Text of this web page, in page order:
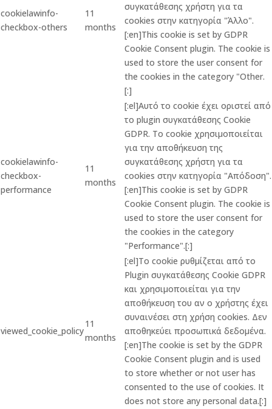
cookielawinfo-
checkbox-others
11
months
συγκατάθεσης χρήστη για τα
cookies στην κατηγορία "Άλλο".
[:en]This cookie is set by GDPR
Cookie Consent plugin. The cookie is
used to store the user consent for
the cookies in the category "Other.
[:]
cookielawinfo-
checkbox-
performance
11
months
[:el]Αυτό το cookie έχει οριστεί από
το plugin συγκατάθεσης Cookie
GDPR. Το cookie χρησιμοποιείται
για την αποθήκευση της
συγκατάθεσης χρήστη για τα
cookies στην κατηγορία "Απόδοση".
[:en]This cookie is set by GDPR
Cookie Consent plugin. The cookie is
used to store the user consent for
the cookies in the category
"Performance".[:]
viewed_cookie_policy
11
months
[:el]Το cookie ρυθμίζεται από το
Plugin συγκατάθεσης Cookie GDPR
και χρησιμοποιείται για την
αποθήκευση του αν ο χρήστης έχει
συναινέσει στη χρήση cookies. Δεν
αποθηκεύει προσωπικά δεδομένα.
[:en]The cookie is set by the GDPR
Cookie Consent plugin and is used
to store whether or not user has
consented to the use of cookies. It
does not store any personal data.[:]